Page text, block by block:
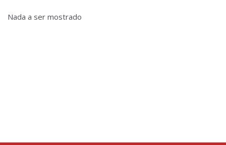
Nada a ser mostrado